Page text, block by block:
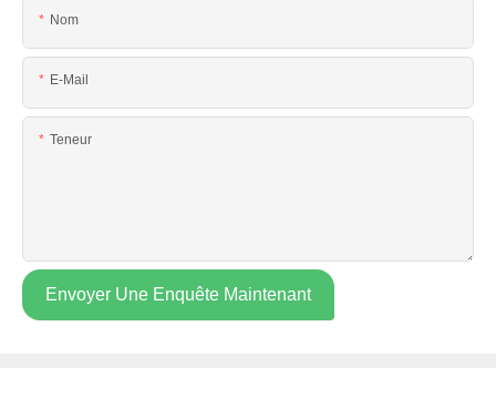
Nom
E-Mail
Teneur
Envoyer Une Enquête Maintenant